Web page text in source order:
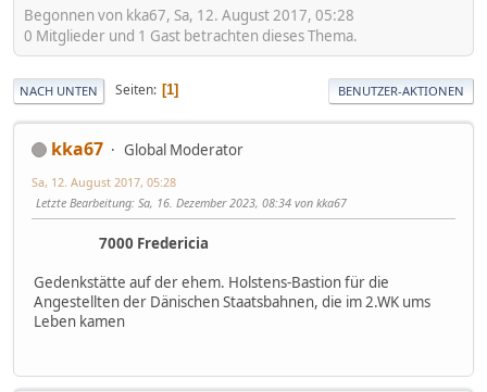
Begonnen von kka67, Sa, 12. August 2017, 05:28
0 Mitglieder und 1 Gast betrachten dieses Thema.
NACH UNTEN Seiten 1 BENUTZER-AKTIONEN
kka67 Global Moderator
Sa, 12. August 2017, 05:28
Letzte Bearbeitung: Sa, 16. Dezember 2023, 08:34 von kka67
7000 Fredericia
Gedenkstätte auf der ehem. Holstens-Bastion für die
Angestellten der Dänischen Staatsbahnen, die im 2.WK ums
Leben kamen